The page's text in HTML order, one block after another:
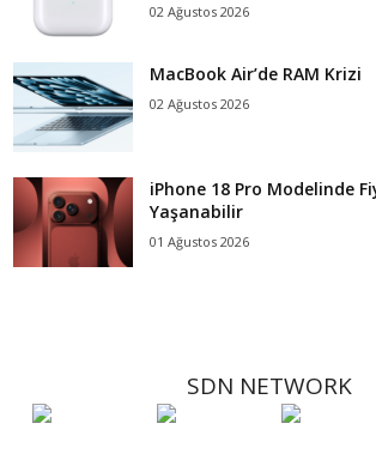
02 Ağustos 2026
MacBook Air’de RAM Krizi
02 Ağustos 2026
iPhone 18 Pro Modelinde
Yaşanabilir
01 Ağustos 2026
SDN NETWORK